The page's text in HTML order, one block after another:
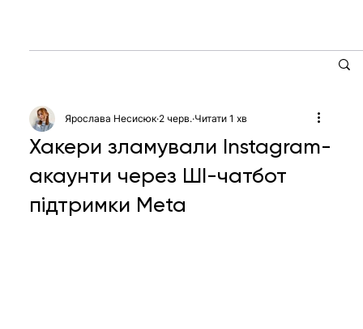
Хакери зламували Instagram-
акаунти через ШІ-чатбот
підтримки Meta
Ярослава Несисюк 2 черв. Читати 1 хв